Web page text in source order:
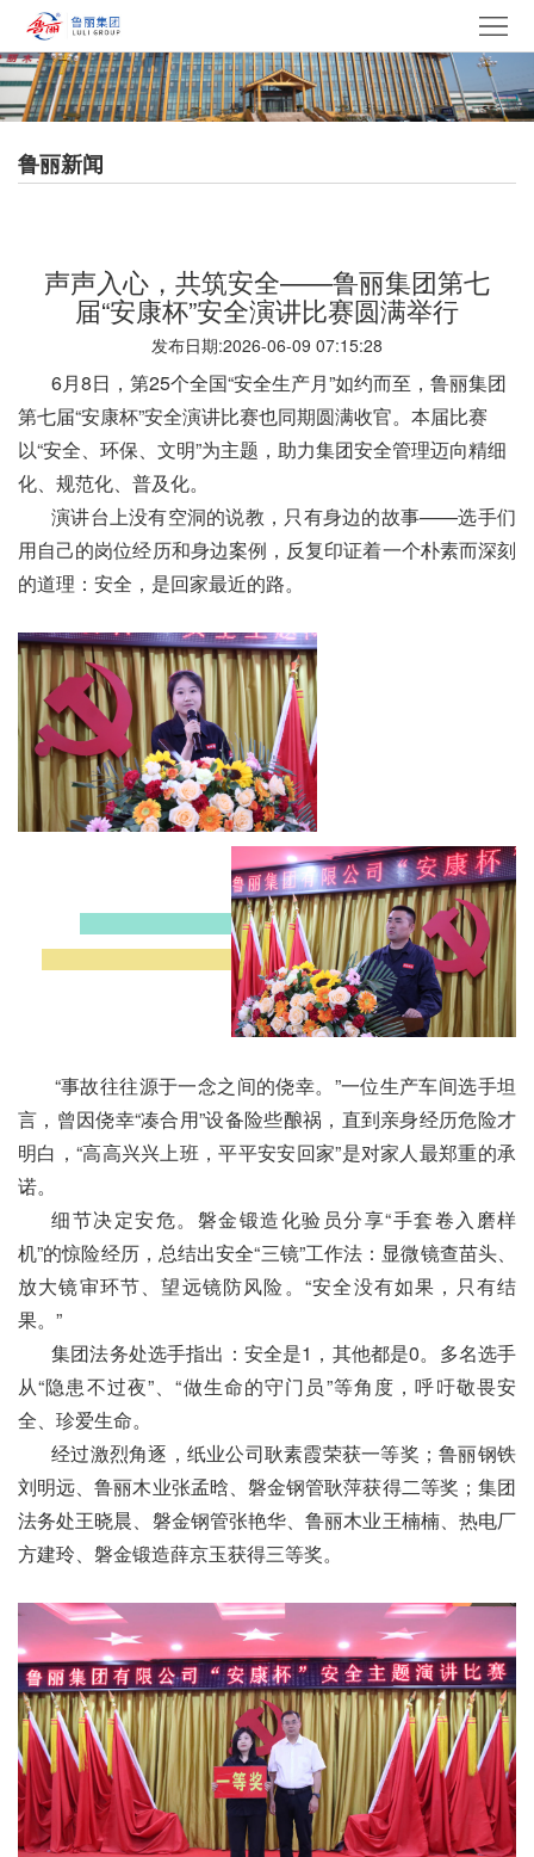
站
页
走
鲁
品
集
心
文
采
招
们
鲁丽新闻
声声入心，共筑安全——鲁丽集团第七
届“安康杯”安全演讲比赛圆满举行
发布日期:2026-06-09 07:15:28
6月8日，第25个全国“安全生产月”如约而至， 鲁丽集团
第七届“安康杯”安全演讲比赛也同期圆满收官。本届比赛
以“安全、环保、文明”为主题，助力集团安全管理迈向精细
化、规范化、普及化。
演讲台上没有空洞的说教，只有身边的故事——选手们
用自己的岗位经历和身边案例，反复印证着一个朴素而深刻
的道理：安全，是回家最近的路。
“事故往往源于一念之间的侥幸。”一位生产车间选手坦
言，曾因侥幸“凑合用”设备险些酿祸，直到亲身经历危险才
明白，“高高兴兴上班，平平安安回家”是对家人最郑重的承
诺。
细节决定安危。磐金锻造化验员分享“手套卷入 磨样
机”的惊险经历，总结出安全“三镜”工作法：显微镜查苗头、
放大镜审环节、望远镜防风险。“安全没有如果，只有结
果。”
集团法务处选手指出：安全是1，其他都是0。多名选手
从“隐患不过夜”、“做生命的守门员”等角度，呼吁敬畏安
全、珍爱生命。
经过激烈角逐，纸业公司耿素霞荣获一等奖；鲁丽钢铁
刘明远、鲁丽木业张孟晗、磐金钢管耿萍获得二等奖；集团
法务处王晓晨、磐金钢管张艳华、鲁丽木业王楠楠、热电厂
方建玲、 磐金锻造薛京玉获得三等奖。